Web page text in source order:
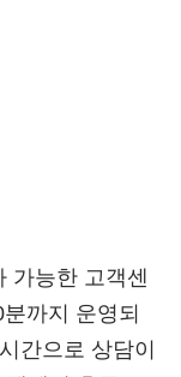
가능한 고객센
까지 운영되
간으로 상담이